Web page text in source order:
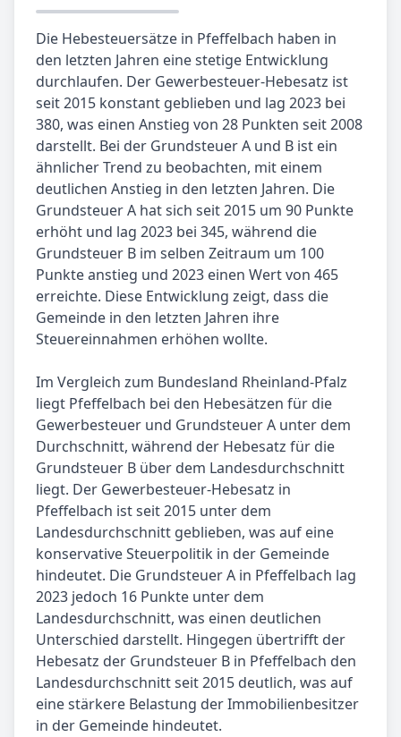
Die Hebesteuersätze in Pfeffelbach haben in
den letzten Jahren eine stetige Entwicklung
durchlaufen. Der Gewerbesteuer-Hebesatz ist
seit 2015 konstant geblieben und lag 2023 bei
380, was einen Anstieg von 28 Punkten seit 2008
darstellt. Bei der Grundsteuer A und B ist ein
ähnlicher Trend zu beobachten, mit einem
deutlichen Anstieg in den letzten Jahren. Die
Grundsteuer A hat sich seit 2015 um 90 Punkte
erhöht und lag 2023 bei 345, während die
Grundsteuer B im selben Zeitraum um 100
Punkte anstieg und 2023 einen Wert von 465
erreichte. Diese Entwicklung zeigt, dass die
Gemeinde in den letzten Jahren ihre
Steuereinnahmen erhöhen wollte.
Im Vergleich zum Bundesland Rheinland-Pfalz
liegt Pfeffelbach bei den Hebesätzen für die
Gewerbesteuer und Grundsteuer A unter dem
Durchschnitt, während der Hebesatz für die
Grundsteuer B über dem Landesdurchschnitt
liegt. Der Gewerbesteuer-Hebesatz in
Pfeffelbach ist seit 2015 unter dem
Landesdurchschnitt geblieben, was auf eine
konservative Steuerpolitik in der Gemeinde
hindeutet. Die Grundsteuer A in Pfeffelbach lag
2023 jedoch 16 Punkte unter dem
Landesdurchschnitt, was einen deutlichen
Unterschied darstellt. Hingegen übertrifft der
Hebesatz der Grundsteuer B in Pfeffelbach den
Landesdurchschnitt seit 2015 deutlich, was auf
eine stärkere Belastung der Immobilienbesitzer
in der Gemeinde hindeutet.